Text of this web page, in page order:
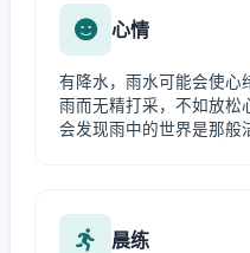
心情
有降水，雨水可能会使心
雨而无精打采，不如放松
会发现雨中的世界是那般
晨练